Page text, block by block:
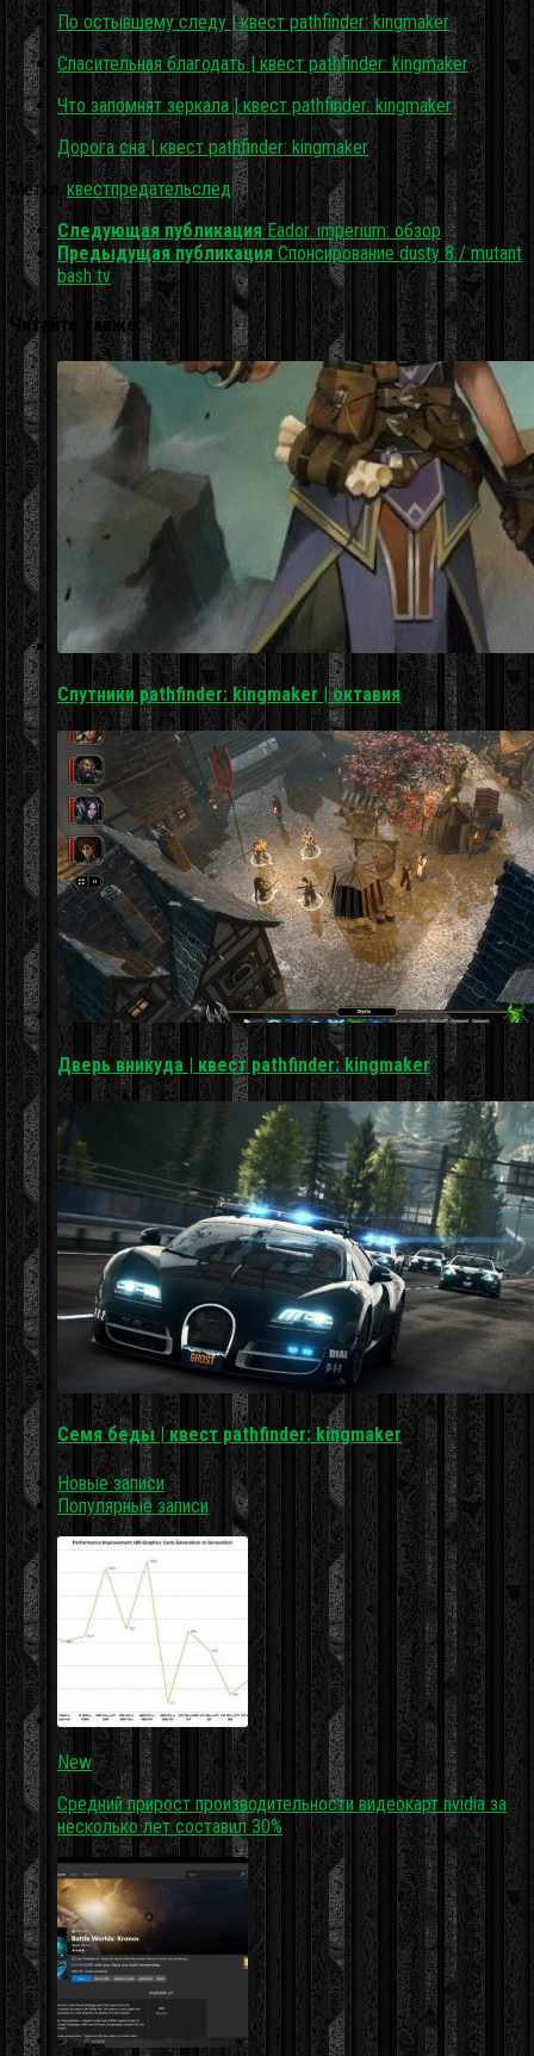
По остывшему следу | квест pathfinder: kingmaker
Спасительная благодать | квест pathfinder: kingmaker
Что запомнят зеркала | квест pathfinder: kingmaker
Дорога сна | квест pathfinder: kingmaker
Метки: квестпредательслед
Следующая публикация Eador. imperium: обзор
Предыдущая публикация Спонсирование dusty 8 / mutant
bash tv
Читайте также:
Спутники pathfinder: kingmaker | октавия
Дверь вникуда | квест pathfinder: kingmaker
Семя беды | квест pathfinder: kingmaker
Новые записи
Популярные записи
New
Средний прирост производительности видеокарт nvidia за
несколько лет составил 30%